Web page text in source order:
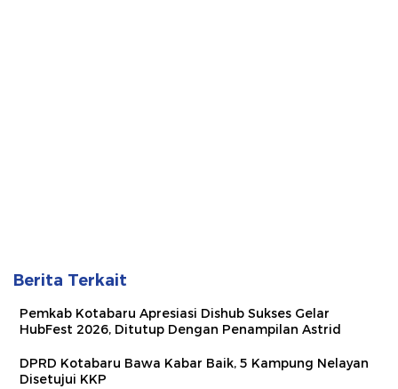
Berita Terkait
Pemkab Kotabaru Apresiasi Dishub Sukses Gelar
HubFest 2026, Ditutup Dengan Penampilan Astrid
DPRD Kotabaru Bawa Kabar Baik, 5 Kampung Nelayan
Disetujui KKP